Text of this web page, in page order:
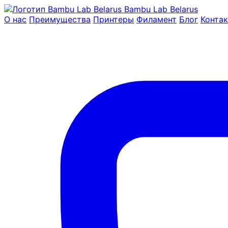
Bambu Lab Belarus
О нас Преимущества Принтеры Филамент Блог